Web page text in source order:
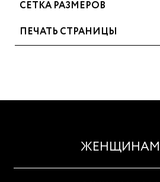
СЕТКА РАЗМЕРОВ
ПЕЧАТЬ СТРАНИЦЫ
ЖЕНЩИНАМ